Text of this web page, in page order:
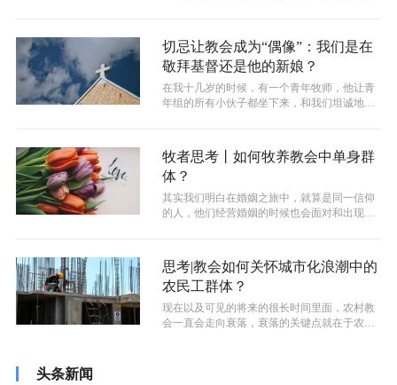
切忌让教会成为“偶像”：我们是在
敬拜基督还是他的新娘？
​在我十几岁的时候，有一个青年牧师，他让青
年组的所有小伙子都坐下来，和我们坦诚地聊
牧者思考丨如何牧养教会中单身群
体？
其实我们明白在婚姻之旅中，就算是同一信仰
的人，他们经营婚姻的时候也会面对和出现很
思考|教会如何关怀城市化浪潮中的
农民工群体？
现在以及可见的将来的很长时间里面，农村教
会一直会走向衰落，衰落的关键点就在于农民
头条新闻